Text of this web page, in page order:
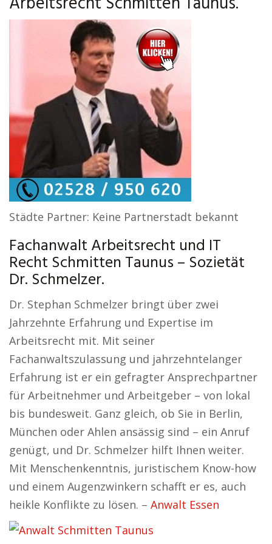
Städte Partner: Keine Partnerstadt bekannt
Fachanwalt Arbeitsrecht und IT
Recht Schmitten Taunus – Sozietät
Dr. Schmelzer.
Dr. Stephan Schmelzer bringt über zwei
Jahrzehnte Erfahrung und Expertise im
Arbeitsrecht mit. Mit seiner
Fachanwaltszulassung und jahrzehntelanger
Erfahrung ist er ein gefragter Ansprechpartner
für Arbeitnehmer und Arbeitgeber – von lokal
bis bundesweit. Ganz gleich, ob Sie in Berlin,
München oder Ahlen ansässig sind – ein Anruf
genügt, und Dr. Schmelzer hilft Ihnen weiter.
Mit Menschenkenntnis, juristischem Know-how
und einem Augenzwinkern schafft er es, auch
heikle Konflikte zu lösen. – Anwalt Essen